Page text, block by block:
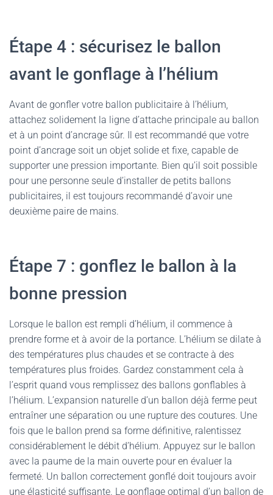
Étape 4 : sécurisez le ballon
avant le gonflage à l’hélium
Avant de gonfler votre ballon publicitaire à l’hélium,
attachez solidement la ligne d’attache principale au ballon
et à un point d’ancrage sûr. Il est recommandé que votre
point d’ancrage soit un objet solide et fixe, capable de
supporter une pression importante. Bien qu’il soit possible
pour une personne seule d’installer de petits ballons
publicitaires, il est toujours recommandé d’avoir une
deuxième paire de mains.
Étape 7 : gonflez le ballon à la
bonne pression
Lorsque le ballon est rempli d’hélium, il commence à
prendre forme et à avoir de la portance. L’hélium se dilate à
des températures plus chaudes et se contracte à des
températures plus froides. Gardez constamment cela à
l’esprit quand vous remplissez des ballons gonflables à
l’hélium. L’expansion naturelle d’un ballon déjà ferme peut
entraîner une séparation ou une rupture des coutures. Une
fois que le ballon prend sa forme définitive, ralentissez
considérablement le débit d’hélium. Appuyez sur le ballon
avec la paume de la main ouverte pour en évaluer la
fermeté. Un ballon correctement gonflé doit toujours avoir
une élasticité suffisante. Le gonflage optimal d’un ballon de